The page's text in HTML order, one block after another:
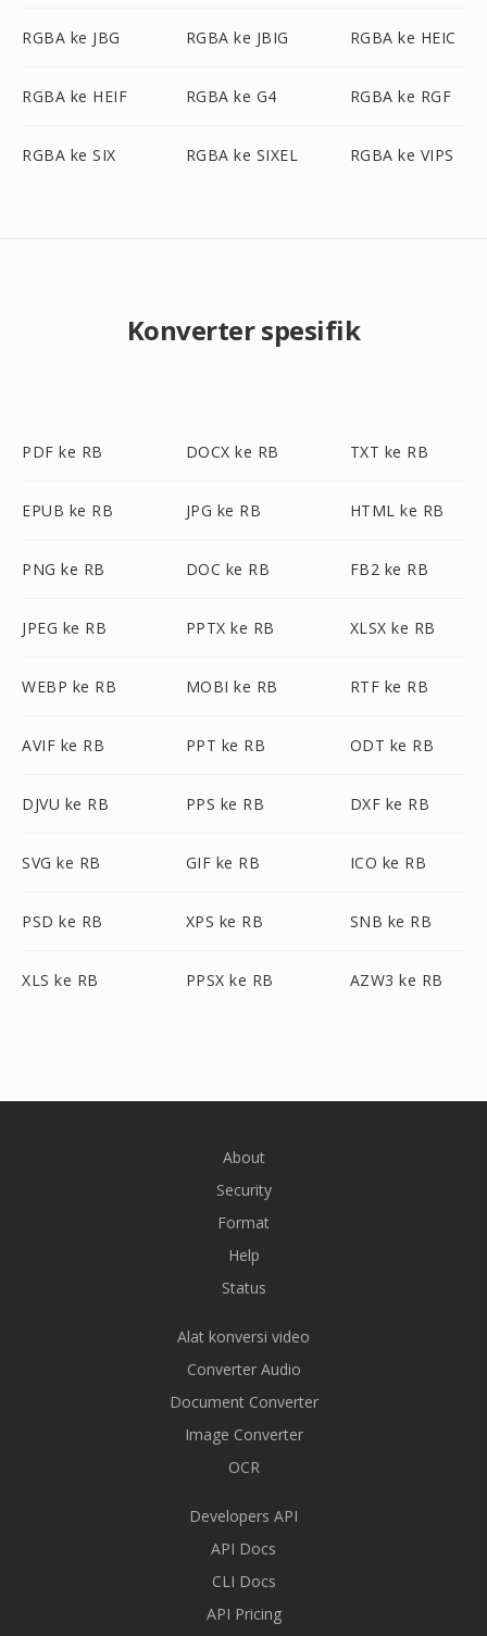
RGBA ke JBG RGBA ke JBIG RGBA ke HEIC
RGBA ke HEIF RGBA ke G4 RGBA ke RGF
RGBA ke SIX RGBA ke SIXEL RGBA ke VIPS
Konverter spesifik
PDF ke RB DOCX ke RB TXT ke RB
EPUB ke RB JPG ke RB HTML ke RB
PNG ke RB DOC ke RB FB2 ke RB
JPEG ke RB PPTX ke RB XLSX ke RB
WEBP ke RB MOBI ke RB RTF ke RB
AVIF ke RB PPT ke RB ODT ke RB
DJVU ke RB PPS ke RB DXF ke RB
SVG ke RB GIF ke RB ICO ke RB
PSD ke RB XPS ke RB SNB ke RB
XLS ke RB PPSX ke RB AZW3 ke RB
About
Security
Format
Help
Status
Alat konversi video
Converter Audio
Document Converter
Image Converter
OCR
Developers API
API Docs
CLI Docs
API Pricing